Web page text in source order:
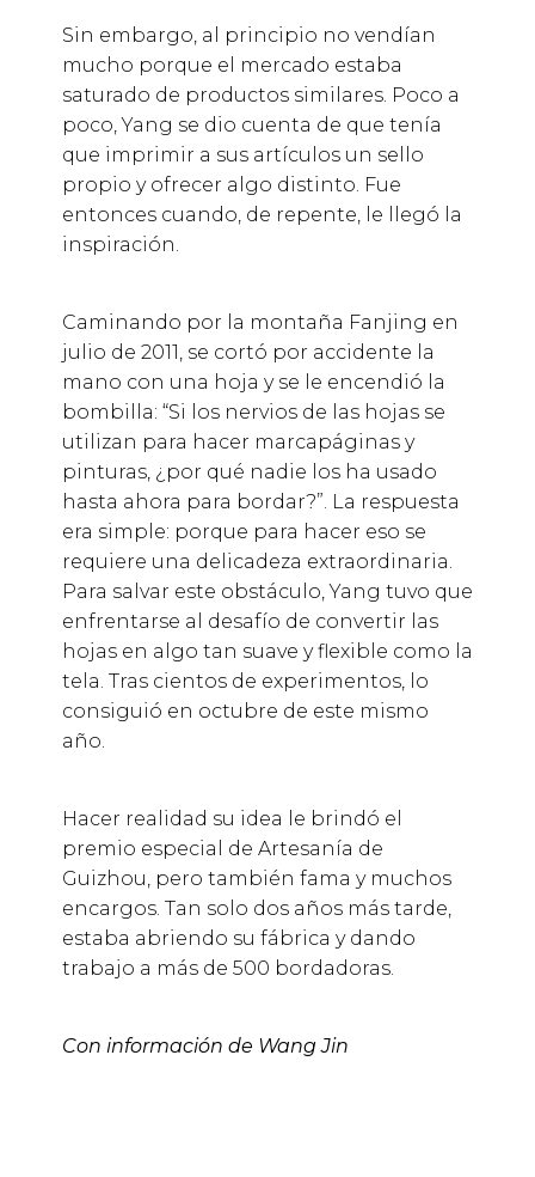
Sin embargo, al principio no vendían
mucho porque el mercado estaba
saturado de productos similares. Poco a
poco, Yang se dio cuenta de que tenía
que imprimir a sus artículos un sello
propio y ofrecer algo distinto. Fue
entonces cuando, de repente, le llegó la
inspiración.
Caminando por la montaña Fanjing en
julio de 2011, se cortó por accidente la
mano con una hoja y se le encendió la
bombilla: “Si los nervios de las hojas se
utilizan para hacer marcapáginas y
pinturas, ¿por qué nadie los ha usado
hasta ahora para bordar?”. La respuesta
era simple: porque para hacer eso se
requiere una delicadeza extraordinaria.
Para salvar este obstáculo, Yang tuvo que
enfrentarse al desafío de convertir las
hojas en algo tan suave y flexible como la
tela. Tras cientos de experimentos, lo
consiguió en octubre de este mismo
año.
Hacer realidad su idea le brindó el
premio especial de Artesanía de
Guizhou, pero también fama y muchos
encargos. Tan solo dos años más tarde,
estaba abriendo su fábrica y dando
trabajo a más de 500 bordadoras.
Con información de Wang Jin